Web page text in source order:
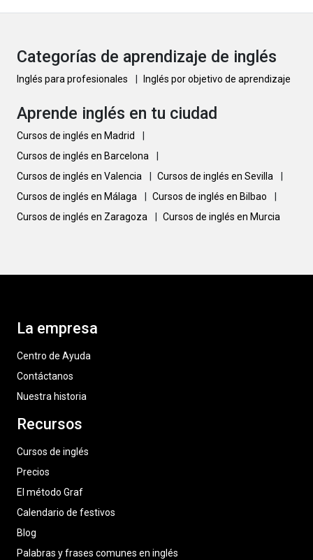
Categorías de aprendizaje de inglés
Inglés para profesionales Inglés por objetivo de aprendizaje
Aprende inglés en tu ciudad
Cursos de inglés en Madrid
Cursos de inglés en Barcelona
Cursos de inglés en Valencia
Cursos de inglés en Sevilla
Cursos de inglés en Málaga
Cursos de inglés en Bilbao
Cursos de inglés en Zaragoza
Cursos de inglés en Murcia
La empresa
Centro de Ayuda
Contáctanos
Nuestra historia
Recursos
Cursos de inglés
Precios
El método Graf
Calendario de festivos
Blog
Palabras y frases comunes en inglés